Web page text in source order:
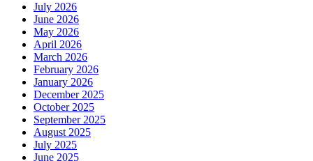
July 2026
June 2026
May 2026
April 2026
March 2026
February 2026
January 2026
December 2025
October 2025
September 2025
August 2025
July 2025
June 2025